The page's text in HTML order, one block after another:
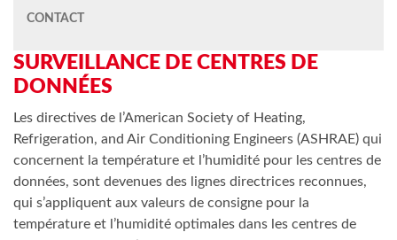
CONTACT
SURVEILLANCE DE CENTRES DE
DONNÉES
Les directives de l’American Society of Heating,
Refrigeration, and Air Conditioning Engineers (ASHRAE) qui
concernent la température et l’humidité pour les centres de
données, sont devenues des lignes directrices reconnues,
qui s’appliquent aux valeurs de consigne pour la
température et l’humidité optimales dans les centres de